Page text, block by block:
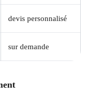
devis personnalisé
sur demande